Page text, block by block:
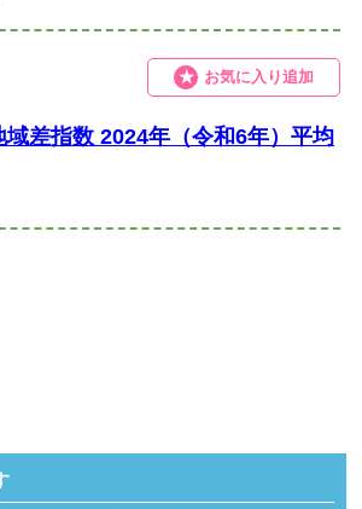
お気に入り追加
域差指数 2024年（令和6年）平均